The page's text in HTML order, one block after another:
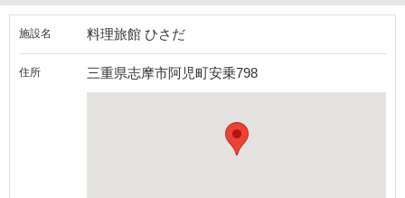
施設名 料理旅館 ひさだ
住所 三重県志摩市阿児町安乗798